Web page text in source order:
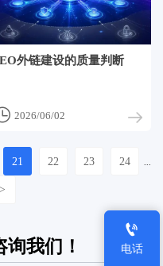
外链建设的质量判断
2026/06/02
21 22 23 24
>
我们！

电话